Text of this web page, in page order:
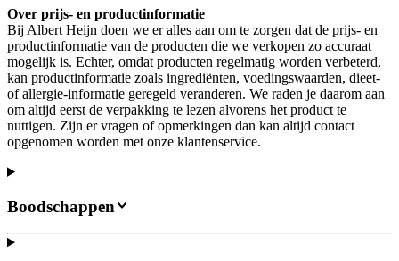
Over prijs- en productinformatie
Bij Albert Heijn doen we er alles aan om te zorgen dat de prijs- en
productinformatie van de producten die we verkopen zo accuraat
mogelijk is. Echter, omdat producten regelmatig worden verbeterd,
kan productinformatie zoals ingrediënten, voedingswaarden, dieet-
of allergie-informatie geregeld veranderen. We raden je daarom aan
om altijd eerst de verpakking te lezen alvorens het product te
nuttigen. Zijn er vragen of opmerkingen dan kan altijd contact
opgenomen worden met onze klantenservice.
Boodschappen